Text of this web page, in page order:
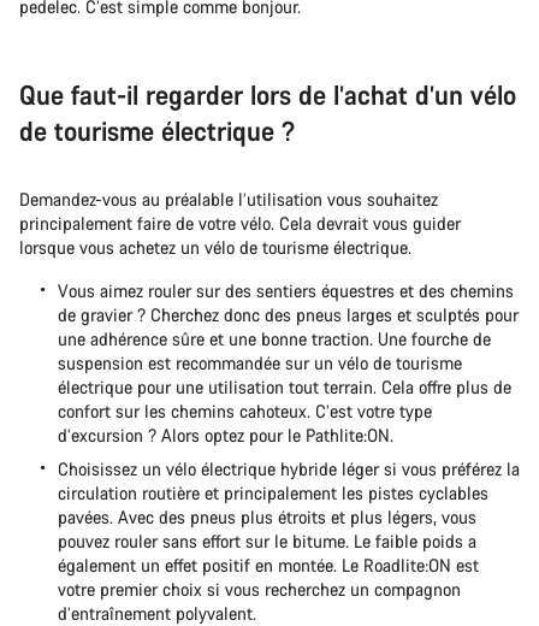
pedelec. C’est simple comme bonjour.
Que faut-il regarder lors de l’achat d’un vélo
de tourisme électrique ?
Demandez-vous au préalable l’utilisation vous souhaitez
principalement faire de votre vélo. Cela devrait vous guider
lorsque vous achetez un vélo de tourisme électrique.
Vous aimez rouler sur des sentiers équestres et des chemins
de gravier ? Cherchez donc des pneus larges et sculptés pour
une adhérence sûre et une bonne traction. Une fourche de
suspension est recommandée sur un vélo de tourisme
électrique pour une utilisation tout terrain. Cela offre plus de
confort sur les chemins cahoteux. C’est votre type
d’excursion ? Alors optez pour le Pathlite:ON.
Choisissez un vélo électrique hybride léger si vous préférez la
circulation routière et principalement les pistes cyclables
pavées. Avec des pneus plus étroits et plus légers, vous
pouvez rouler sans effort sur le bitume. Le faible poids a
également un effet positif en montée. Le Roadlite:ON est
votre premier choix si vous recherchez un compagnon
d’entraînement polyvalent.